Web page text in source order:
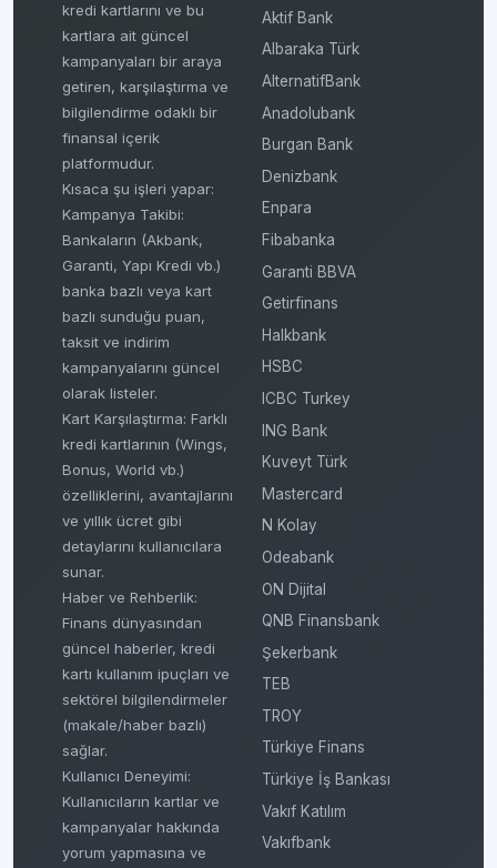
kredi kartlarını ve bu
kartlara ait güncel
kampanyaları bir araya
getiren, karşılaştırma ve
bilgilendirme odaklı bir
finansal içerik
platformudur.
Kısaca şu işleri yapar:
Kampanya Takibi:
Bankaların (Akbank,
Garanti, Yapı Kredi vb.)
banka bazlı veya kart
bazlı sunduğu puan,
taksit ve indirim
kampanyalarını güncel
olarak listeler.
Kart Karşılaştırma: Farklı
kredi kartlarının (Wings,
Bonus, World vb.)
özelliklerini, avantajlarını
ve yıllık ücret gibi
detaylarını kullanıcılara
sunar.
Haber ve Rehberlik:
Finans dünyasından
güncel haberler, kredi
kartı kullanım ipuçları ve
sektörel bilgilendirmeler
(makale/haber bazlı)
sağlar.
Kullanıcı Deneyimi:
Kullanıcıların kartlar ve
kampanyalar hakkında
yorum yapmasına ve
Aktif Bank
Albaraka Türk
AlternatifBank
Anadolubank
Burgan Bank
Denizbank
Enpara
Fibabanka
Garanti BBVA
Getirfinans
Halkbank
HSBC
ICBC Turkey
ING Bank
Kuveyt Türk
Mastercard
N Kolay
Odeabank
ON Dijital
QNB Finansbank
Şekerbank
TEB
TROY
Türkiye Finans
Türkiye İş Bankası
Vakıf Katılım
Vakıfbank